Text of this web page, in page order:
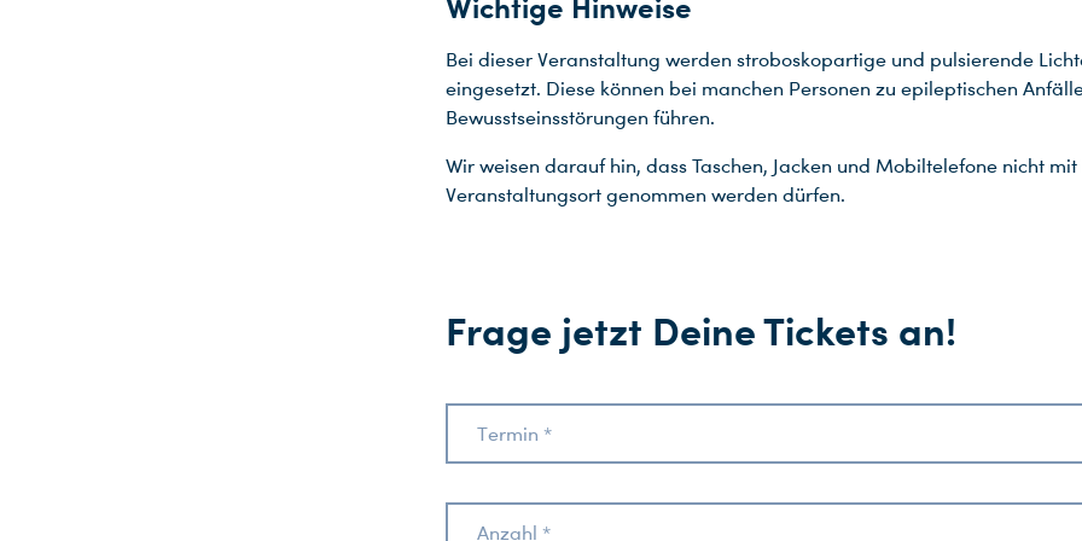
Wichtige Hinweise
Bei dieser Veranstaltung werden stroboskopartige und pulsierende
eingesetzt. Diese können bei manchen Personen zu epileptischen
Bewusstseinsstörungen führen.
Wir weisen darauf hin, dass Taschen, Jacken und Mobiltelefone nicht
Veranstaltungsort genommen werden dürfen.
Frage jetzt Deine Tickets an!
Termin *
Anzahl *